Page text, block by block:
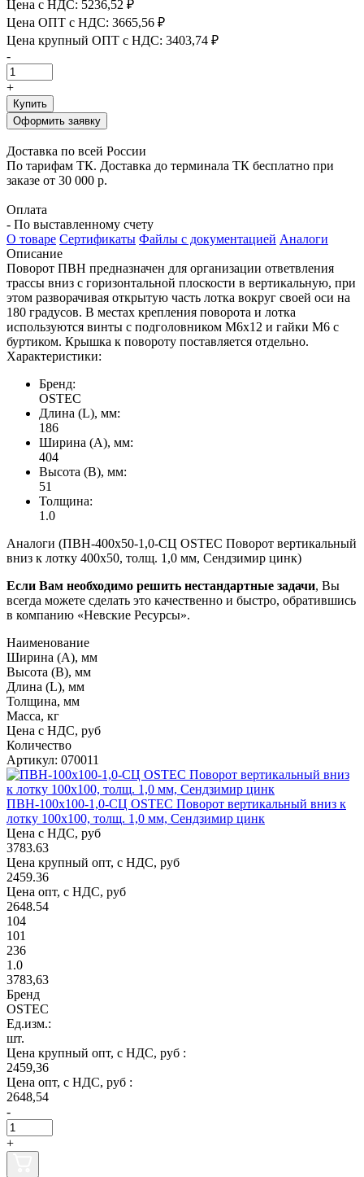
Цена с НДС: 5236,52 ₽
Цена ОПТ с НДС: 3665,56 ₽
Цена крупный ОПТ с НДС: 3403,74 ₽
-
+
Купить
Оформить заявку
Доставка по всей России
По тарифам ТК. Доставка до терминала ТК бесплатно при
заказе от 30 000 р.
Оплата
- По выставленному счету
О товаре Сертификаты Файлы с документацией Аналоги
Описание
Поворот ПВН предназначен для организации ответвления
трассы вниз с горизонтальной плоскости в вертикальную, при
этом разворачивая открытую часть лотка вокруг своей оси на
180 градусов. В местах крепления поворота и лотка
используются винты с подголовником М6х12 и гайки М6 с
буртиком. Крышка к повороту поставляется отдельно.
Характеристики:
Бренд:
OSTEC
Длина (L), мм:
186
Ширина (А), мм:
404
Высота (В), мм:
51
Толщина:
1.0
Аналоги (ПВН-400х50-1,0-СЦ OSTEC Поворот вертикальный
вниз к лотку 400х50, толщ. 1,0 мм, Сендзимир цинк)
Если Вам необходимо решить нестандартные задачи, Вы
всегда можете сделать это качественно и быстро, обратившись
в компанию «Невские Ресурсы».
Наименование
Ширина (А), мм
Высота (В), мм
Длина (L), мм
Толщина, мм
Масса, кг
Цена с НДС, руб
Количество
Артикул: 070011
ПВН-100х100-1,0-СЦ OSTEC Поворот вертикальный вниз к
лотку 100х100, толщ. 1,0 мм, Сендзимир цинк
Цена с НДС, руб
3783.63
Цена крупный опт, с НДС, руб
2459.36
Цена опт, с НДС, руб
2648.54
104
101
236
1.0
3783,63
Бренд
OSTEC
Ед.изм.:
шт.
Цена крупный опт, с НДС, руб :
2459,36
Цена опт, с НДС, руб :
2648,54
-
+